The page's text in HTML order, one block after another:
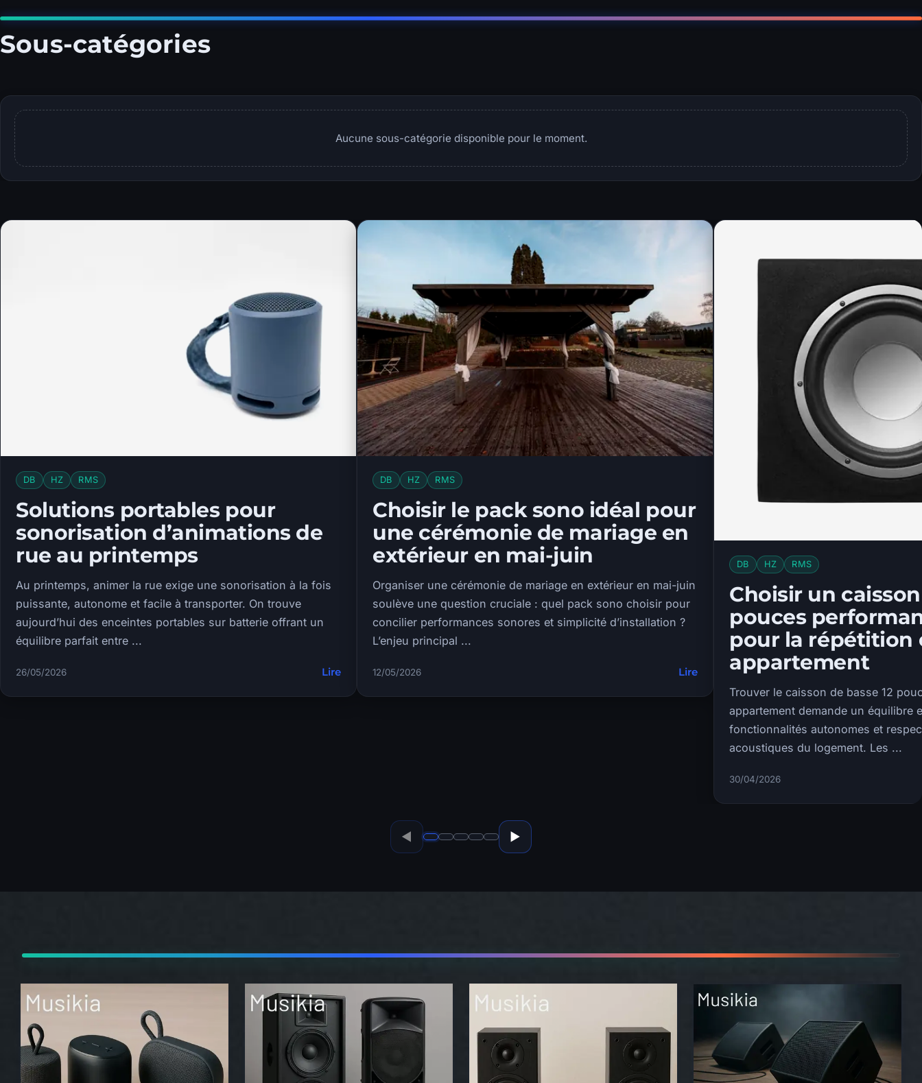
Sous-catégories
Aucune sous-catégorie disponible pour le moment.
DB HZ RMS
Solutions portables pour
sonorisation d’animations de
rue au printemps
Au printemps, animer la rue exige une sonorisation à la fois
puissante, autonome et facile à transporter. On trouve
aujourd’hui des enceintes portables sur batterie offrant un
équilibre parfait entre ...
26/05/2026 Lire
DB HZ RMS
Choisir le pack sono idéal pour
une cérémonie de mariage en
extérieur en mai-juin
Organiser une cérémonie de mariage en extérieur en mai-juin
soulève une question cruciale : quel pack sono choisir pour
concilier performances sonores et simplicité d’installation ?
L’enjeu principal ...
12/05/2026 Lire
DB HZ RMS
Choisir un
pouces
pour la répétition
appartement
Trouver le caisson de basse 12
appartement demande un équilibre
fonctionnalités autonomes et
acoustiques du logement. Les ...
30/04/2026
◀ • • • • • ▶
Articles